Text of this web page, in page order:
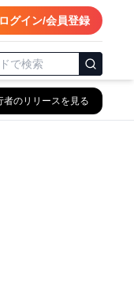
ログイン/会員登録
者のリリースを見る